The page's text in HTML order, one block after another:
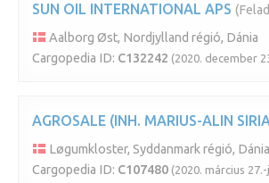
SUN OIL INTERNATIONAL APS
Aalborg Øst, Nordjylland régió, Dánia
Cargopedia ID: C132242 (2020. december
AGROSALE (INH. MARIUS-ALIN
Løgumkloster, Syddanmark régió, Dánia
Cargopedia ID: C107480 (2020. március